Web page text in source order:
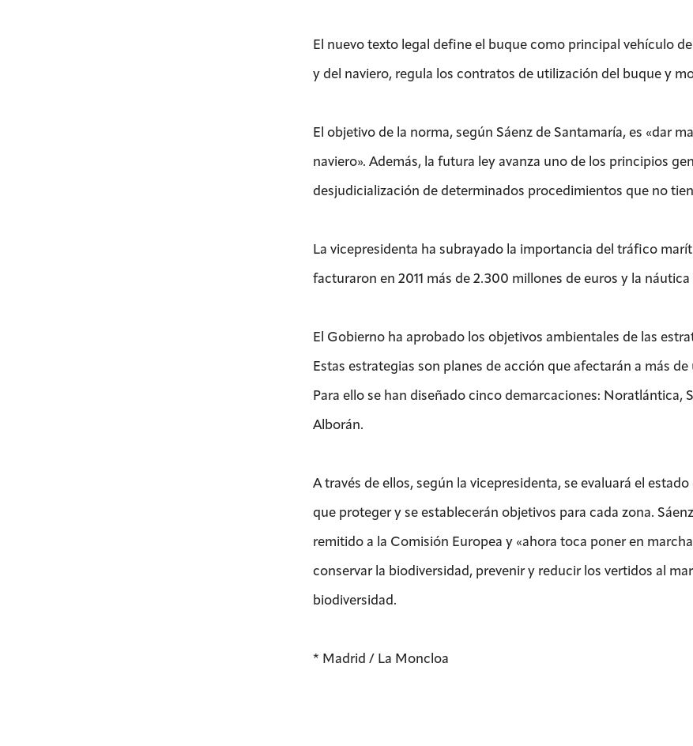
El nuevo texto legal define el buque como principal vehículo
y del naviero, regula los contratos de utilización del buque y
El objetivo de la norma, según Sáenz de Santamaría, es «dar
naviero». Además, la futura ley avanza uno de los principios
desjudicialización de determinados procedimientos que no
La vicepresidenta ha subrayado la importancia del tráfico
facturaron en 2011 más de 2.300 millones de euros y la
El Gobierno ha aprobado los objetivos ambientales de las
Estas estrategias son planes de acción que afectarán a más
Para ello se han diseñado cinco demarcaciones: Noratlántica,
Alborán.
A través de ellos, según la vicepresidenta, se evaluará el
que proteger y se establecerán objetivos para cada zona.
remitido a la Comisión Europea y «ahora toca poner en
conservar la biodiversidad, prevenir y reducir los vertidos al
biodiversidad.
* Madrid / La Moncloa